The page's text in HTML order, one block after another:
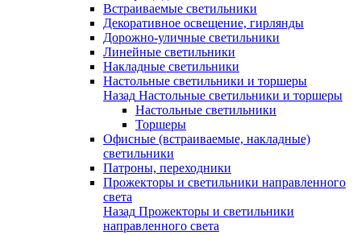
Встраиваемые светильники
Декоративное освещение, гирлянды
Дорожно-уличные светильники
Линейные светильники
Накладные светильники
Настольные светильники и торшеры
Назад Настольные светильники и торшеры
Настольные светильники
Торшеры
Офисные (встраиваемые, накладные)
светильники
Патроны, переходники
Прожекторы и светильники направленного
света
Назад Прожекторы и светильники
направленного света